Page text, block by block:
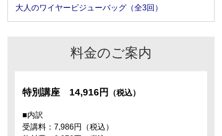
大人のワイヤービジューバッグ（全3回）
料金のご案内
特別講座 14,916円 （税込）
■内訳
受講料：7,986円（税込）